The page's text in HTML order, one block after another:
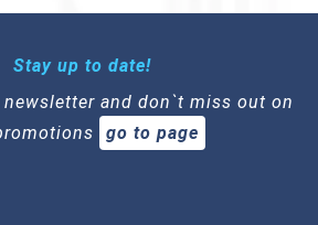
Stay up to date!
and don`t miss out on
go to page